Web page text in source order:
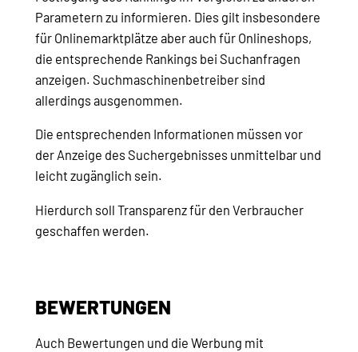
Parametern zu informieren. Dies gilt insbesondere
für Onlinemarktplätze aber auch für Onlineshops,
die entsprechende Rankings bei Suchanfragen
anzeigen. Suchmaschinenbetreiber sind
allerdings ausgenommen.
Die entsprechenden Informationen müssen vor
der Anzeige des Suchergebnisses unmittelbar und
leicht zugänglich sein.
Hierdurch soll Transparenz für den Verbraucher
geschaffen werden.
BEWERTUNGEN
Auch Bewertungen und die Werbung mit